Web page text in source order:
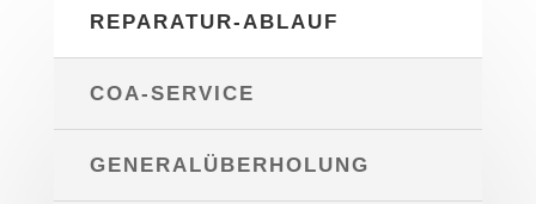
REPARATUR-ABLAUF
COA-SERVICE
GENERALÜBERHOLUNG